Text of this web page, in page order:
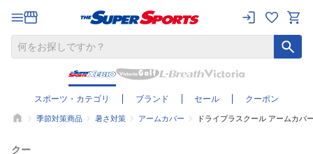
スポーツ・カテゴリ ブランド セール クーポン
季節対策商品 暑さ対策 アームカバー ドライプラスクール アームカバ
クー